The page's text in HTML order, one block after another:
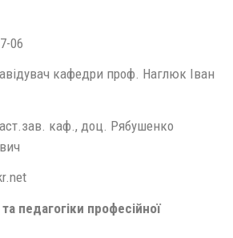
06
кафедри проф. Наглюк Іван
каф., доц. Рябушенко
педагогіки професійної